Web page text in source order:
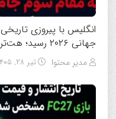
انگلیس با پیروزی
جهانی ۲۰۲۶ رسید؛ هت‌تریک ساکا در شب ۱۰ گله میامی
مدیر محتوا تیر ۲۸, ۱۴۰۵